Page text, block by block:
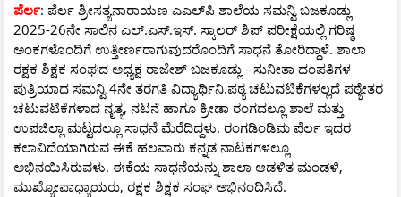
ಪೆರ್ಲ: ಪೆರ್ಲ ಶ್ರೀಸತ್ಯನಾರಾಯಣ ಎಎಲ್‍ಪಿ ಶಾಲೆಯ ಸಮನ್ವಿ ಬಜಕೂಡ್ಲು
2025-26ನೇ ಸಾಲಿನ ಎಲ್.ಎಸ್.ಇಸ್. ಸ್ಕಾಲರ್ ಶಿಪ್ ಪರೀಕ್ಷೆಯಲ್ಲಿ ಗರಿಷ್ಠ
ಅಂಕಗಳೊಂದಿಗೆ ಉತ್ತೀರ್ಣರಾಗುವುದರೊಂದಿಗೆ ಸಾಧನೆ ತೋರಿದ್ದಾಳೆ. ಶಾಲಾ
ರಕ್ಷಕ ಶಿಕ್ಷಕ ಸಂಘದ ಅಧ್ಯಕ್ಷ ರಾಜೇಶ್ ಬಜಕೂಡ್ಲು - ಸುನೀತಾ ದಂಪತಿಗಳ
ಪುತ್ರಿಯಾದ ಸಮನ್ವಿ 4ನೇ ತರಗತಿ ವಿದ್ಯಾರ್ಥಿನಿ.ಪಠ್ಯ ಚಟುವಟಿಕೆಗಳಲ್ಲದೆ ಪಠ್ಯೇತರ
ಚಟುವಟಿಕೆಗಳಾದ ನೃತ್ಯ, ನಟನೆ ಹಾಗೂ ಕ್ರೀಡಾ ರಂಗದಲ್ಲೂ ಶಾಲೆ ಮತ್ತು
ಉಪಜಿಲ್ಲಾ ಮಟ್ಟದಲ್ಲೂ ಸಾಧನೆ ಮೆರೆದಿದ್ದಳು. ರಂಗಡಿಂಡಿಮ ಪೆರ್ಲ ಇದರ
ಕಲಾವಿದೆಯಾಗಿರುವ ಈಕೆ ಹಲವಾರು ಕನ್ನಡ ನಾಟಕಗಳಲ್ಲೂ
ಅಭಿನಯಿಸಿರುವಳು. ಈಕೆಯ ಸಾಧನೆಯನ್ನು ಶಾಲಾ ಆಡಳಿತ ಮಂಡಳಿ,
ಮುಖ್ಯೋಪಾಧ್ಯಾಯರು, ರಕ್ಷಕ ಶಿಕ್ಷಕ ಸಂಘ ಅಭಿನಂದಿಸಿದೆ.